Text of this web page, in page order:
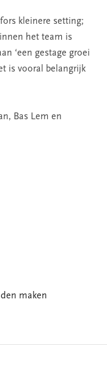
kleinere setting;
het team is
‘een gestage groei
is vooral belangrijk
Bas Lem en
maken